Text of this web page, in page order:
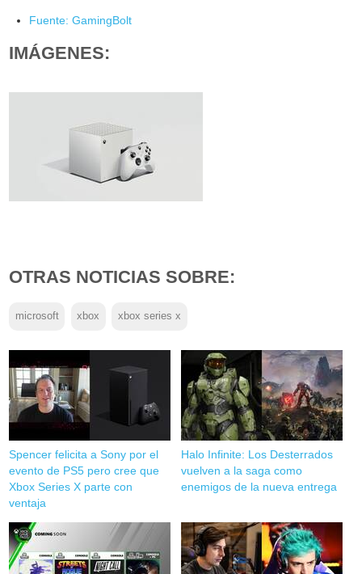
Fuente: GamingBolt
IMÁGENES:
OTRAS NOTICIAS SOBRE:
microsoft xbox xbox series x
Spencer felicita a Sony por el
evento de PS5 pero cree que
Xbox Series X parte con
ventaja
Halo Infinite: Los Desterrados
vuelven a la saga como
enemigos de la nueva entrega